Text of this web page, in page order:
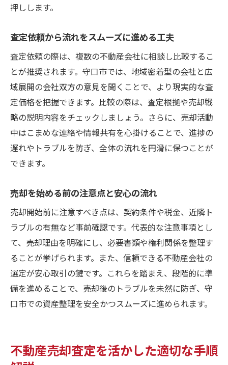
効率よく進めるための流れとタイミング調
売却期間を見極める不動産売却査定のポイ
ント
査定から引き渡しまでの流れを最適化する
避けたいNG行為と安全な売却のコツ紹介
不動産売却査定で避けるべきNG行為とは
守口市で安全に進める売却流れの注意点
売却活動で絶対やってはいけないポイント
スムーズな売却のために心得たい注意事項
満足のいく売却を叶えるための最終ポイント
不動産売却査定で満足度を高める流れの秘
訣
守口市で納得の売却を実現するための要点
最終段階で失敗しないための査定と流れ
資産整理を成功に導く終盤の売却手順とは
売却後の手続きも安心な流れのまとめ
押しします。
査定依頼から流れをスムーズに進める工夫
査定依頼の際は、複数の不動産会社に相談し比較するこ
とが推奨されます。守口市では、地域密着型の会社と広
域展開の会社双方の意見を聞くことで、より現実的な査
定価格を把握できます。比較の際は、査定根拠や売却戦
略の説明内容をチェックしましょう。さらに、売却活動
中はこまめな連絡や情報共有を心掛けることで、進捗の
遅れやトラブルを防ぎ、全体の流れを円滑に保つことが
できます。
売却を始める前の注意点と安心の流れ
売却開始前に注意すべき点は、契約条件や税金、近隣ト
ラブルの有無など事前確認です。代表的な注意事項とし
て、売却理由を明確にし、必要書類や権利関係を整理す
ることが挙げられます。また、信頼できる不動産会社の
選定が安心取引の鍵です。これらを踏まえ、段階的に準
備を進めることで、売却後のトラブルを未然に防ぎ、守
口市での資産整理を安全かつスムーズに進められます。
不動産売却査定を活かした適切な手順